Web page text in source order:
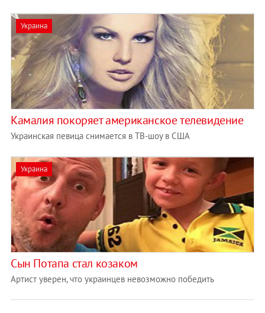
Украина
Камалия покоряет американское телевидение
Украинская певица снимается в ТВ-шоу в США
Украина
Сын Потапа стал козаком
Артист уверен, что украинцев невозможно победить